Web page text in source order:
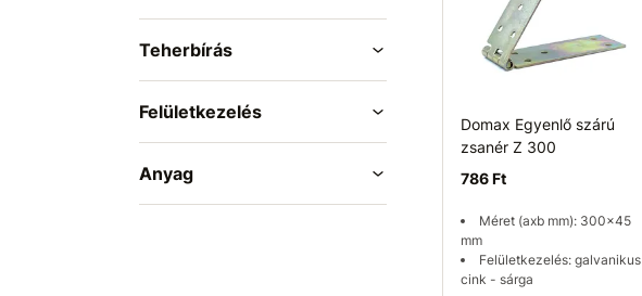
Teherbírás
Felületkezelés
Anyag
Domax Egyenlő szárú
zsanér Z 300
786 Ft
Méret (axb mm): 300x45
mm
Felületkezelés: galvanikus
cink - sárga